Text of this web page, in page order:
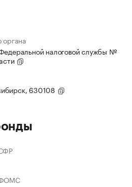
органа
налоговой службы №
630108
ФОМС